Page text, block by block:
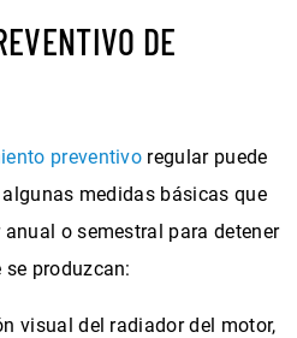
DE
preventivo regular puede
medidas básicas que
o semestral para detener
produzcan:
visual del radiador del motor,